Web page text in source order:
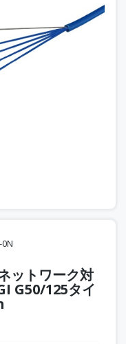
ットワーク対
G50/125タイ